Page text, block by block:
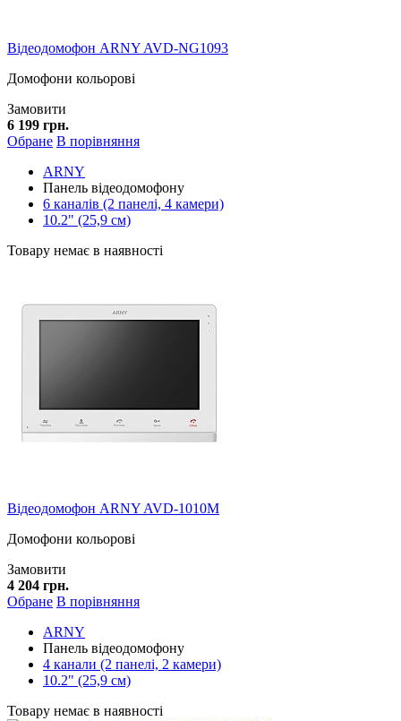
Відеодомофон ARNY AVD-NG1093
Домофони кольорові
Замовити
6 199 грн.
Обране В порівняння
ARNY
Панель відеодомофону
6 каналів (2 панелі, 4 камери)
10.2" (25,9 см)
Товару немає в наявності
Відеодомофон ARNY AVD-1010M
Домофони кольорові
Замовити
4 204 грн.
Обране В порівняння
ARNY
Панель відеодомофону
4 канали (2 панелі, 2 камери)
10.2" (25,9 см)
Товару немає в наявності